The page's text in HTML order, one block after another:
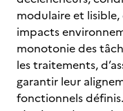
modulaire et
impacts
monotonie des
les traitements,
garantir leur
fonctionnels définis.